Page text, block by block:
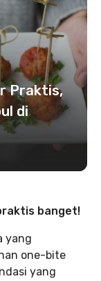
Praktis,
di
banget!
yang
one-bite
yang